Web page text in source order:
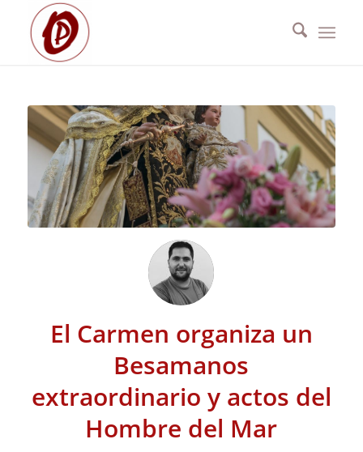
El Carmen organiza un
Besamanos
extraordinario y actos del
Hombre del Mar